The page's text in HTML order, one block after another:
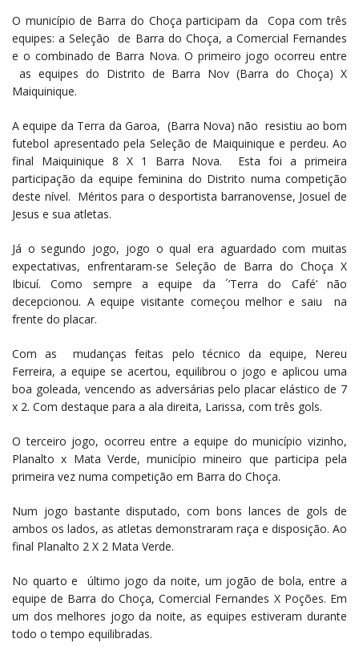
O município de Barra do Choça participam da Copa com três
equipes: a Seleção de Barra do Choça, a Comercial Fernandes
e o combinado de Barra Nova. O primeiro jogo ocorreu entre
as equipes do Distrito de Barra Nov (Barra do Choça) X
Maiquinique.
A equipe da Terra da Garoa, (Barra Nova) não resistiu ao bom
futebol apresentado pela Seleção de Maiquinique e perdeu. Ao
final Maiquinique 8 X 1 Barra Nova. Esta foi a primeira
participação da equipe feminina do Distrito numa competição
deste nível. Méritos para o desportista barranovense, Josuel de
Jesus e sua atletas.
Já o segundo jogo, jogo o qual era aguardado com muitas
expectativas, enfrentaram-se Seleção de Barra do Choça X
Ibicuí. Como sempre a equipe da ´’Terra do Café’ não
decepcionou. A equipe visitante começou melhor e saiu na
frente do placar.
Com as mudanças feitas pelo técnico da equipe, Nereu
Ferreira, a equipe se acertou, equilibrou o jogo e aplicou uma
boa goleada, vencendo as adversárias pelo placar elástico de 7
x 2. Com destaque para a ala direita, Larissa, com três gols.
O terceiro jogo, ocorreu entre a equipe do município vizinho,
Planalto x Mata Verde, município mineiro que participa pela
primeira vez numa competição em Barra do Choça.
Num jogo bastante disputado, com bons lances de gols de
ambos os lados, as atletas demonstraram raça e disposição. Ao
final Planalto 2 X 2 Mata Verde.
No quarto e último jogo da noite, um jogão de bola, entre a
equipe de Barra do Choça, Comercial Fernandes X Poções. Em
um dos melhores jogo da noite, as equipes estiveram durante
todo o tempo equilibradas.